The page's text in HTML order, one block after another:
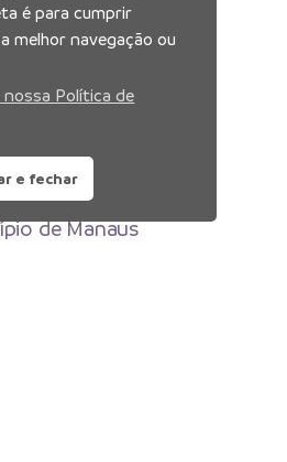
de Manaus
de Manaus
é para cumprir
melhor navegação ou
nossa Política de
e fechar